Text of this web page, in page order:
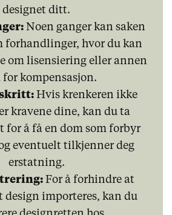
designet ditt.
Noen ganger kan saken
forhandlinger, hvor du kan
om lisensiering eller annen
kompensasjon.
skritt:Hvis krenkeren ikke
kravene dine, kan du ta
for å få en dom som forbyr
eventuelt tilkjenner deg
erstatning.
For å forhindre at
design importeres, kan du